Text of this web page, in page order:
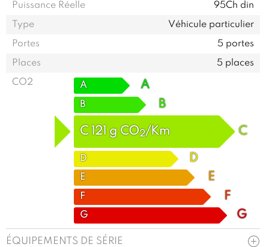
Puissance Réelle
95Ch din
Type
Véhicule particulier
Portes
5 portes
Places
5 places
CO2
A A
B B
C121 g CO2/Km C
D D
E E
F F
G G
ÉQUIPEMENTS DE SÉRIE